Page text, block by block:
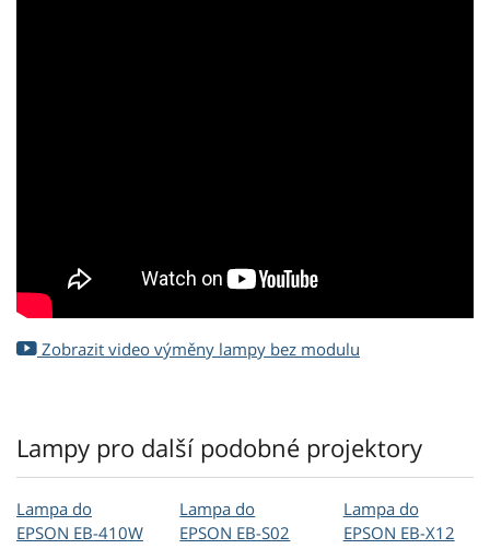
Zobrazit video výměny lampy bez modulu
Lampy pro další podobné projektory
Lampa do
EPSON EB-410W
Lampa do
EPSON EB-S02
Lampa do
EPSON EB-X12